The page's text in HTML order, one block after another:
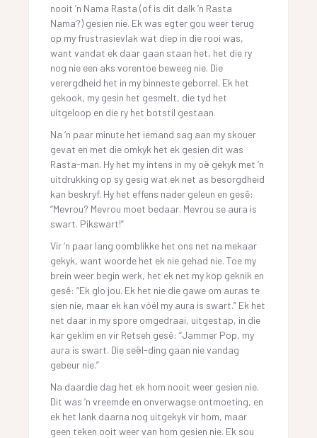
nooit ’n Nama Rasta (of is dit dalk ’n Rasta
Nama?) gesien nie. Ek was egter gou weer terug
op my frustrasievlak wat diep in die rooi was,
want vandat ek daar gaan staan het, het die ry
nog nie een aks vorentoe beweeg nie. Die
verergdheid het in my binneste geborrel. Ek het
gekook, my gesin het gesmelt, die tyd het
uitgeloop en die ry het botstil gestaan.
Na ‘n paar minute het iemand sag aan my skouer
gevat en met die omkyk het ek gesien dit was
Rasta-man. Hy het my intens in my oë gekyk met ’n
uitdrukking op sy gesig wat ek net as besorgdheid
kan beskryf. Hy het effens nader geleun en gesê:
“Mevrou? Mevrou moet bedaar. Mevrou se aura is
swart. Pikswart!”
Vir ’n paar lang oomblikke het ons net na mekaar
gekyk, want woorde het ek nie gehad nie. Toe my
brein weer begin werk, het ek net my kop geknik en
gesê: “Ek glo jou. Ek het nie die gawe om auras te
sien nie, maar ek kan vóél my aura is swart.” Ek het
net daar in my spore omgedraai, uitgestap, in die
kar geklim en vir Retseh gesê: “Jammer Pop, my
aura is swart. Die seël-ding gaan nie vandag
gebeur nie.”
Na daardie dag het ek hom nooit weer gesien nie.
Dit was ’n vreemde en onverwagse ontmoeting, en
ek het lank daarna nog uitgekyk vir hom, maar
geen teken ooit weer van hom gesien nie. Ek sou